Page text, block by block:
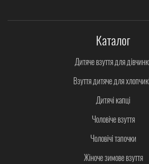
Каталог
Дитяче взуття для
Взуття дитяче для
Дитячі капці
Чоловіче взуття
Чоловічі тапочки
Жіноче зимове взуття